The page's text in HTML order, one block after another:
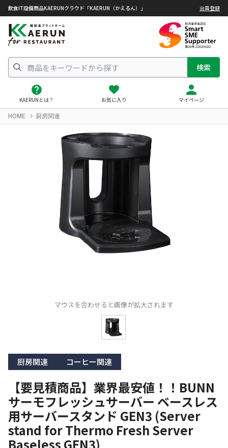
飲食IT設備商品KAERUNクラウド「KAERUN（かえるん）」 会員登録
検索
KAERUNとは？ お気に入り マイページ
HOME 厨房関連
マウスを合わせると画像が拡大されます
厨房関連 コーヒー関連
【要見積商品】業界最安値！！BUNN
サーモフレッシュサーバー ベースレス
用サーバースタンド GEN3 (Server
stand for Thermo Fresh Server
Baseless GEN3)